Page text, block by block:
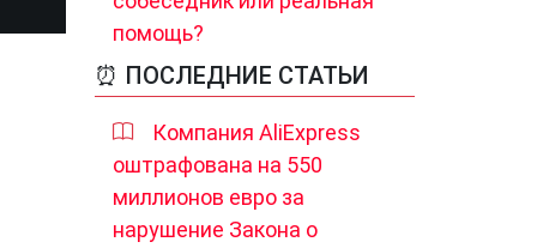
помощь?
⏰ ПОСЛЕДНИЕ СТАТЬИ
Компания AliExpress
оштрафована на 550
миллионов евро за
нарушение Закона о